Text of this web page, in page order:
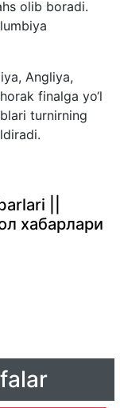
olib boradi.
Angliya,
finalga yo‘l
turnirning
||
хабарлари